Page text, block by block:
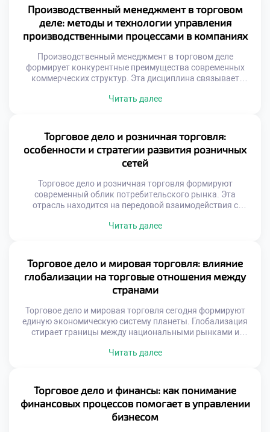
материальных ценностей. Знание логистики становится
обязательным навыком для специалиста. Эффективные
цепи поставок снижают издержки предприятия. Скорость
доставки напрямую […]
Производственный менеджмент в торговом
деле: методы и технологии управления
производственными процессами в компаниях
Производственный менеджмент в торговом деле
формирует конкурентные преимущества современных
коммерческих структур. Эта дисциплина связывает
процессами предприятия. Грамотное управление создает
требует адаптации классических производственных
методик под специфику сбыта. Менеджеры должны
синхронизировать закупки, логистику и предпродажную
подготовку товаров. Без системного […]
Читать далее
Торговое дело и розничная торговля:
особенности и стратегии развития розничных
сетей
Торговое дело и розничная торговля формируют
современный облик потребительского рынка. Эта
отрасль находится на передовой взаимодействия с
экономические замыслы производителей. Успех зависит
Масштабирование бизнеса требует особых
управленческих подходов. Стандартизация процессов
становится залогом стабильности качества. Клиент
ожидает одинакового сервиса […]
Читать далее
Торговое дело и мировая торговля: влияние
глобализации на торговые отношения между
странами
Торговое дело и мировая торговля сегодня формируют
единую экономическую систему планеты. Глобализация
стирает границы между национальными рынками и
обязаны мыслить категориями международного обмена и
связей является обязательным условием
профессионализма. Международные цепочки поставок
связывают производителей и потребителей разных
континентов. […]
Читать далее
Торговое дело и финансы: как понимание
финансовых процессов помогает в управлении
бизнесом